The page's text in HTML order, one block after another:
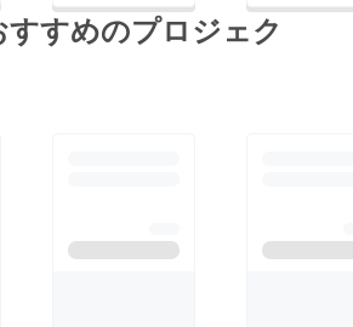
いるのだと
、このプ
みんなでみ
すめのプロジェク